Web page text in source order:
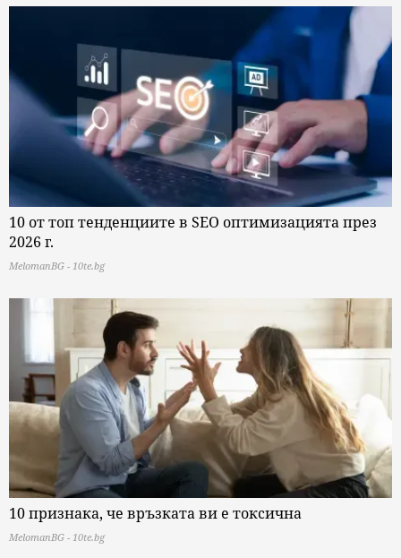
10 от топ тенденциите в SEO оптимизацията през
2026 г.
MelomanBG - 10te.bg
10 признака, че връзката ви е токсична
MelomanBG - 10te.bg